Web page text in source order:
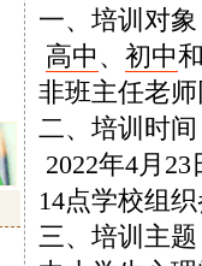
一、培训对象
高中 、 初中
非班主任老
二、培训时间
2022年4月
14点学校组
三、培训主题